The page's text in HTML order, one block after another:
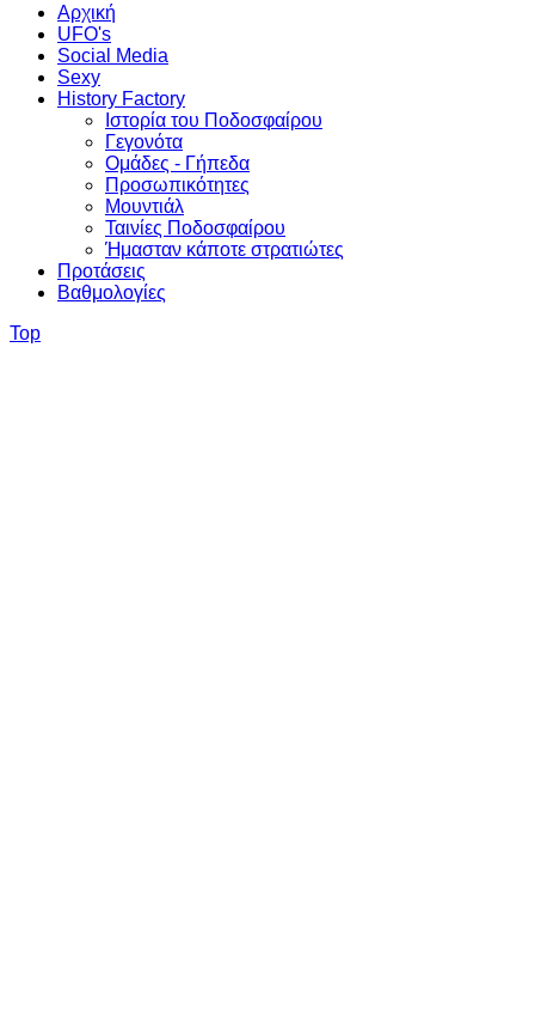
Αρχική
UFO's
Social Media
Sexy
History Factory
Ιστορία του Ποδοσφαίρου
Γεγονότα
Ομάδες - Γήπεδα
Προσωπικότητες
Μουντιάλ
Ταινίες Ποδοσφαίρου
Ήμασταν κάποτε στρατιώτες
Προτάσεις
Βαθμολογίες
Top